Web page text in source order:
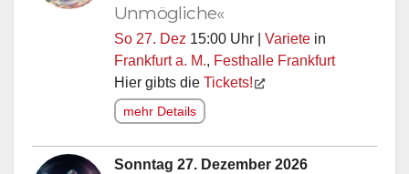
Unmögliche«
So 27. Dez 15:00 Uhr | Variete in
Frankfurt a. M., Festhalle Frankfurt
Hier gibts die Tickets!
mehr Details
Sonntag 27. Dezember 2026